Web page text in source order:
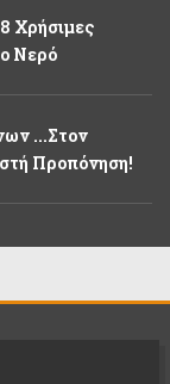
Χρήσιμες
Νερό
...στον
Προπόνηση!